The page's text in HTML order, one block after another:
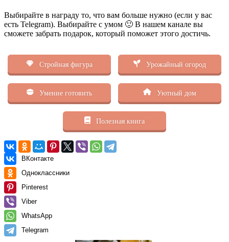
Выбирайте в награду то, что вам больше нужно (если у вас
есть Telegram). Выбирайте с умом 🙂 В нашем канале вы
сможете забрать подарок, который поможет этого достичь.
Стройная фигура Урожайный огород
Умение готовить Уютный дом
Полезная книга
ВКонтакте
Одноклассники
Pinterest
Viber
WhatsApp
Telegram